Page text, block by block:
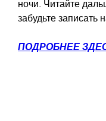
ночи. Читайте
забудьте записать
ПОДРОБНЕЕ